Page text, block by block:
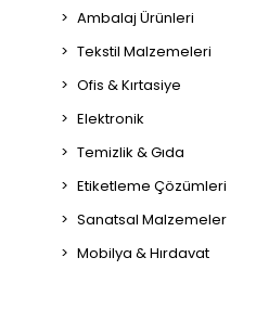
Ambalaj Ürünleri
Tekstil Malzemeleri
Ofis & Kırtasiye
Elektronik
Temizlik & Gıda
Etiketleme Çözümleri
Sanatsal Malzemeler
Mobilya & Hırdavat